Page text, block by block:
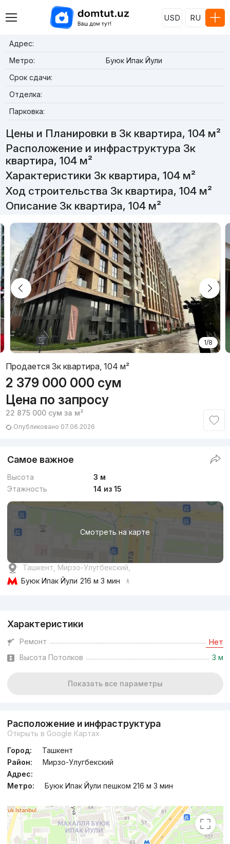
USD RU
Адрес:
Метро:
Буюк Ипак Йули
Срок сдачи:
Отделка:
Парковка:
Цены и Планировки в 3к квартира, 104 м²
Расположение и инфраструктура 3к
квартира, 104 м²
Характеристики 3к квартира, 104 м²
Ход строительства 3к квартира, 104 м²
Описание 3к квартира, 104 м²
1/8
Продается 3к квартира, 104 м²
2 379 000 000 сум
Цена по запросу
22 875 000 сум за м²
Опубликовано 07.06.2026
Самое важное
Высота
3 м
Этажность
14 из 15
Смотреть на карте
Ташкент, Мирзо-Улугбекский,
Буюк Ипак Йули 216 м 3 мин
Характеристики
Ремонт Нет
Высота Потолков 3 м
Показать все параметры
Расположение и инфраструктура
Открыть в Google Картах
Город:
Ташкент
Район:
Мирзо-Улугбекский
Адрес:
Метро:
Буюк Ипак Йули пешком 216 м 3 мин